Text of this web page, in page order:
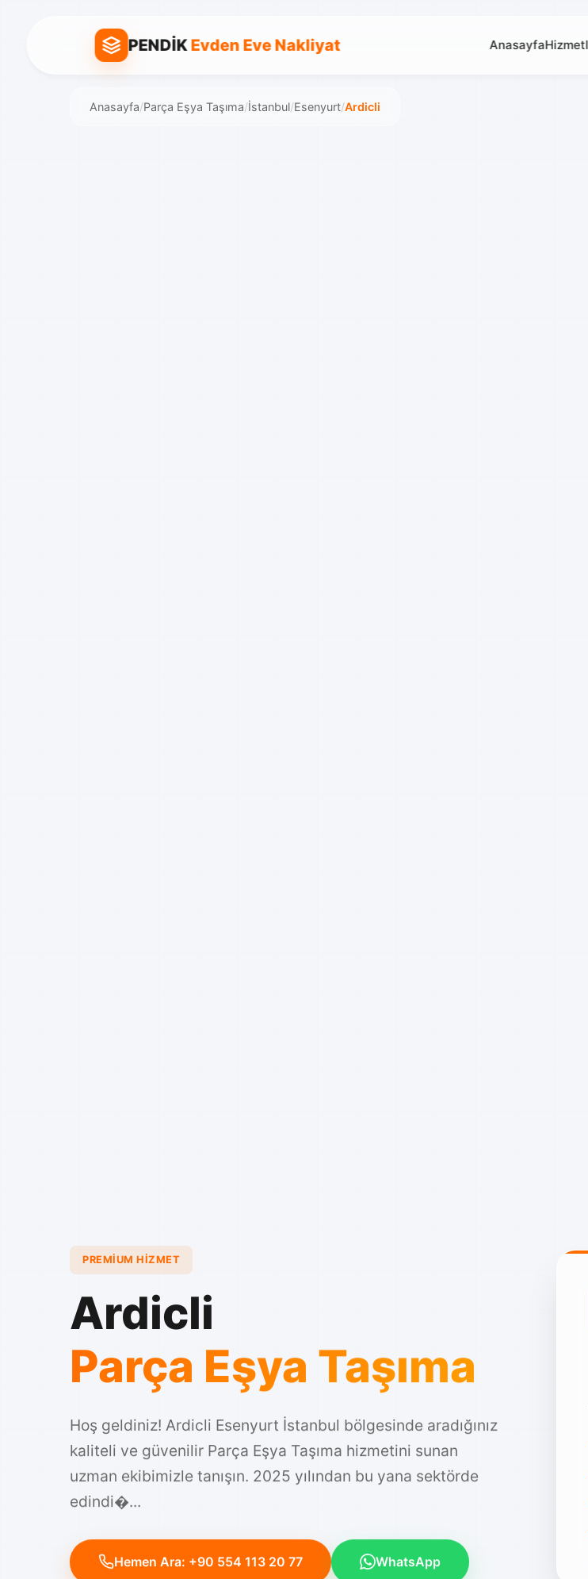
PENDİKEvden Eve Nakliyat Anasayfa
Anasayfa/Parça Eşya Taşıma/İstanbul/Esenyurt/Ardicli
PREMIUM HIZMET
Ardicli
Parça Eşya Taşıma
Hoş geldiniz! Ardicli Esenyurt İstanbul bölgesinde aradığınız
kaliteli ve güvenilir Parça Eşya Taşıma hizmetini sunan
uzman ekibimizle tanışın. 2025 yılından bu yana sektörde
edindi�...
Hemen Ara: +90 554 113 20 77 WhatsApp